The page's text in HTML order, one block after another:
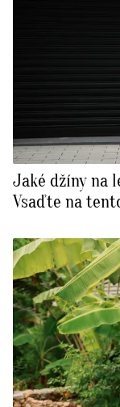
Jaké džíny na
Vsaďte na